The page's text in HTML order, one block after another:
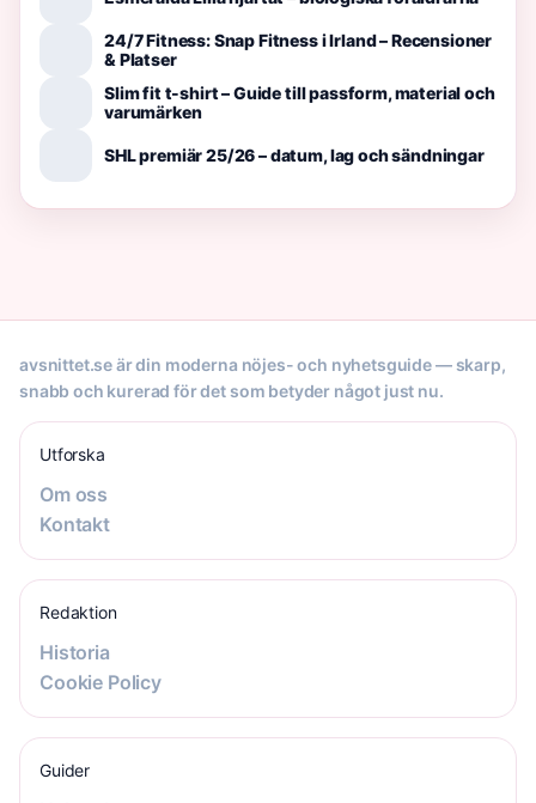
24/7 Fitness: Snap Fitness i Irland – Recensioner
& Platser
Slim fit t-shirt – Guide till passform, material och
varumärken
SHL premiär 25/26 – datum, lag och sändningar
avsnittet.se är din moderna nöjes- och nyhetsguide — skarp,
snabb och kurerad för det som betyder något just nu.
Utforska
Om oss
Kontakt
Redaktion
Historia
Cookie Policy
Guider